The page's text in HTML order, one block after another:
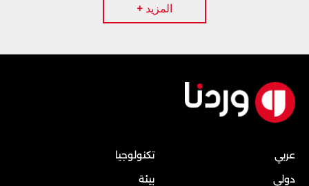
المزيد +
عربي
دولي
تكنولوجيا
بيئة